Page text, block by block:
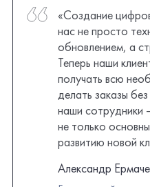
Александр
Генеральный
Перспективы
Масштабирование